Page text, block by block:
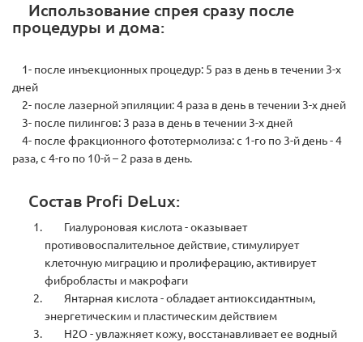
Использование спрея сразу после
процедуры и дома:
1- после инъекционных процедур: 5 раз в день в течении 3-х
дней
2- после лазерной эпиляции: 4 раза в день в течении 3-х дней
3- после пилингов: 3 раза в день в течении 3-х дней
4- после фракционного фототермолиза: с 1-го по 3-й день - 4
раза, с 4-го по 10-й – 2 раза в день.
Состав Profi DeLux:
Гиалуроновая кислота - оказывает
противовоспалительное действие, стимулирует
клеточную миграцию и пролиферацию, активирует
фибробласты и макрофаги
Янтарная кислота - обладает антиоксидантным,
энергетическим и пластическим действием
H2O - увлажняет кожу, восстанавливает ее водный